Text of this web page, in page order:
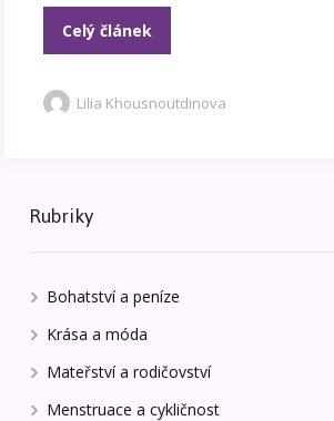
Celý článek
Lilia Khousnoutdinova
Rubriky
Bohatství a peníze
Krása a móda
Mateřství a rodičovství
Menstruace a cykličnost